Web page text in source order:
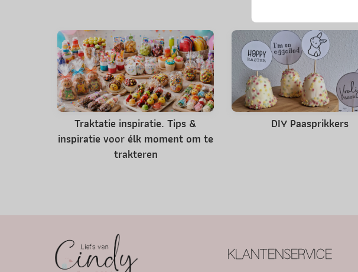
Traktatie inspiratie. Tips &
inspiratie voor élk moment om te
trakteren
DIY Paasprikkers
KLANTENSERVICE